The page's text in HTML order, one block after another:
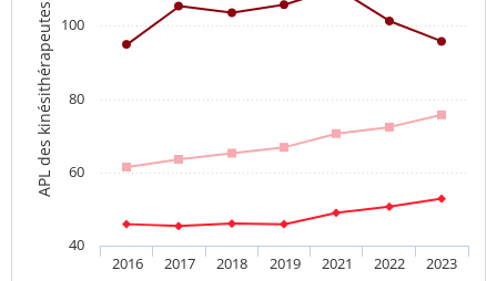
APL des kinésithérapeutes
2016 2017 2018 2019 2021 2022 2023
40
60
80
100